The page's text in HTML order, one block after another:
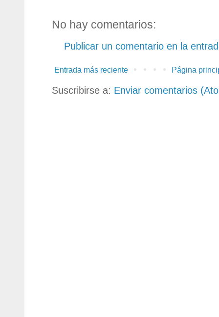
No hay comentarios:
Publicar un comentario en la
Entrada más reciente Página
Suscribirse a: Enviar comentarios